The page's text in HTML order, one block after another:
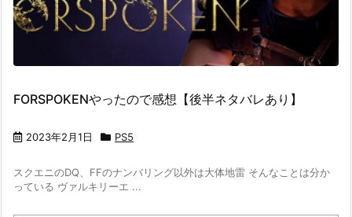
FORSPOKENやったので感想【後半ネタバレあり】
2023年2月1日 PS5
スクエニのDQ、FFのナンバリング以外は大体地雷 そんなことは分か
っている ヴァルキリーエ ...